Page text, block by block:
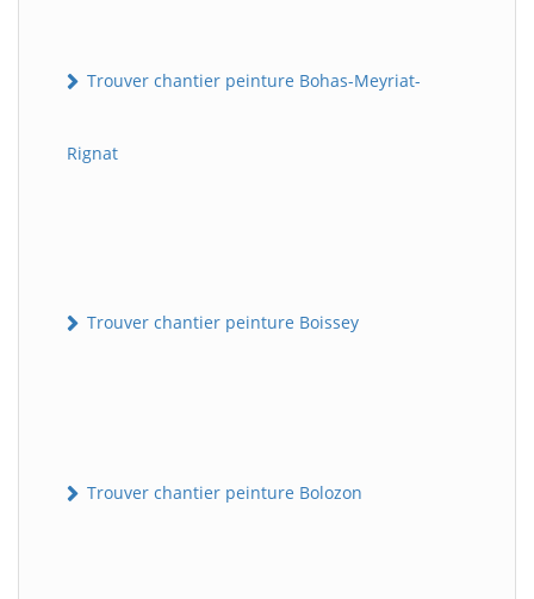
Trouver chantier peinture Bohas-Meyriat-
Rignat
Trouver chantier peinture Boissey
Trouver chantier peinture Bolozon